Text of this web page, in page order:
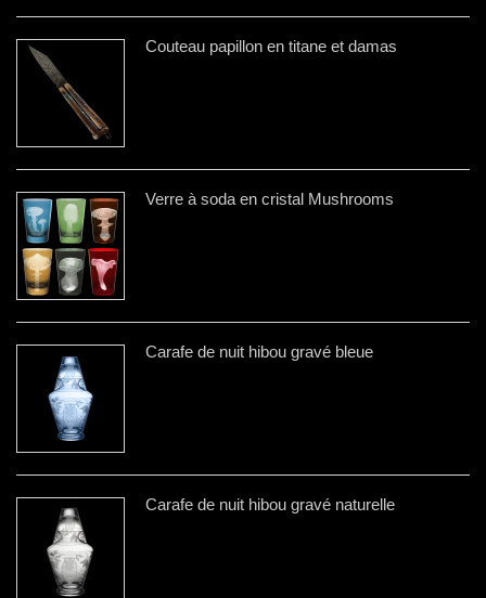
Couteau papillon en titane et damas
Verre à soda en cristal Mushrooms
Carafe de nuit hibou gravé bleue
Carafe de nuit hibou gravé naturelle